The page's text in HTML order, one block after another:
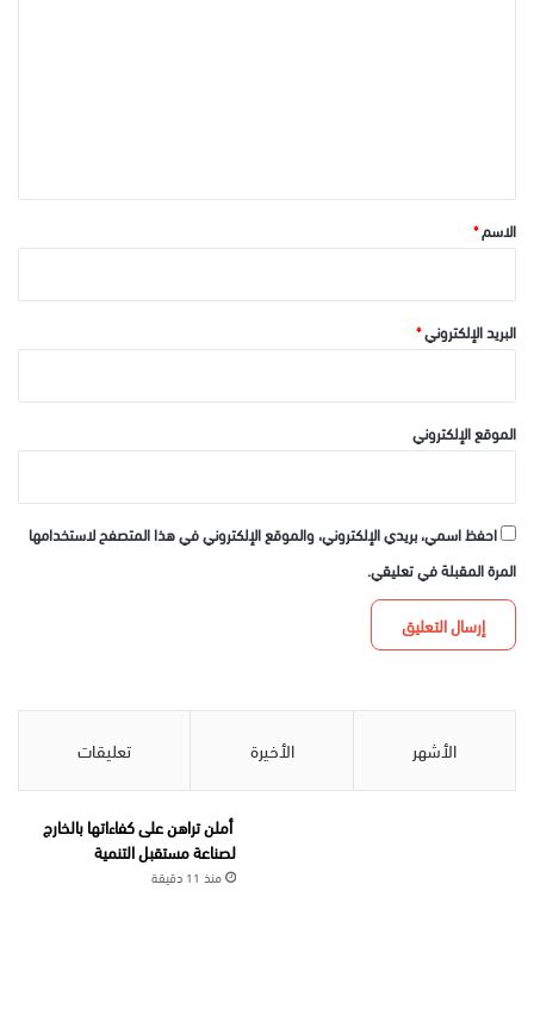
*الاسم*
البريد الإلكتروني*
الموقع الإلكتروني
احفظ اسمي، بريدي الإلكتروني، والموقع الإلكتروني في هذا المتصفح لاستخدامها
المرة المقبلة في تعليقي.
الأشهر الأخيرة تعليقات
أملن تراهن على كفاءاتها بالخارج
لصناعة مستقبل التنمية
منذ 11 دقيقة